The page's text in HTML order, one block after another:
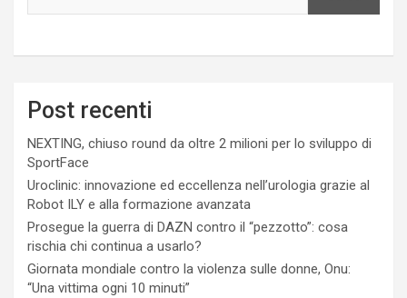
Post recenti
NEXTING, chiuso round da oltre 2 milioni per lo sviluppo di
SportFace
Uroclinic: innovazione ed eccellenza nell’urologia grazie al
Robot ILY e alla formazione avanzata
Prosegue la guerra di DAZN contro il “pezzotto”: cosa
rischia chi continua a usarlo?
Giornata mondiale contro la violenza sulle donne, Onu:
“Una vittima ogni 10 minuti”